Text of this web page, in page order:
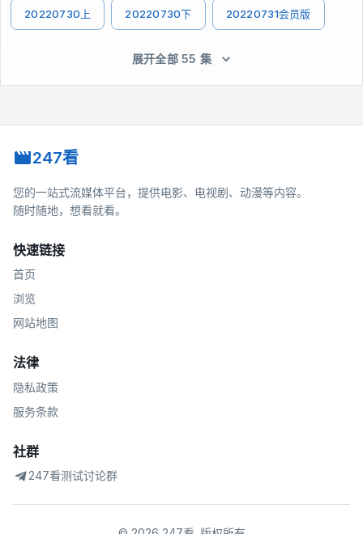
20220730上 20220730下 20220731会员版
展开全部 55 集
247看
您的一站式流媒体平台，提供电影、电视剧、动漫等内容。
随时随地，想看就看。
快速链接
首页
浏览
网站地图
法律
隐私政策
服务条款
社群
247看测试讨论群